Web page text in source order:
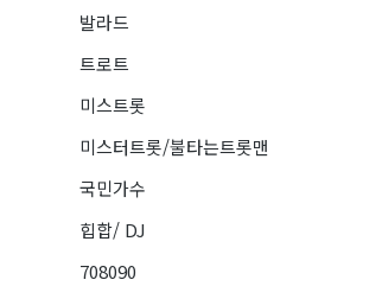
발라드
트로트
미스트롯
미스터트롯/불타는트롯맨
국민가수
힙합/ DJ
708090